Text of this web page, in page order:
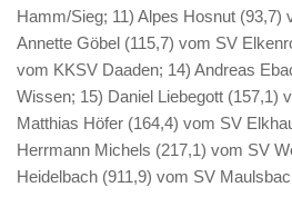
Hamm/Sieg; 11) Alpes Hosnut (93,7)
Annette Göbel (115,7) vom SV
vom KKSV Daaden; 14) Andreas
Wissen; 15) Daniel Liebegott (157,1)
Matthias Höfer (164,4) vom SV
Herrmann Michels (217,1) vom SV
Heidelbach (911,9) vom SV